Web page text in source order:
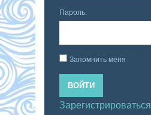
Пароль:
Запомнить меня
ВОЙТИ
Зарегистрироваться